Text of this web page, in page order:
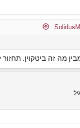
מה זה ביטקוין. תחזור